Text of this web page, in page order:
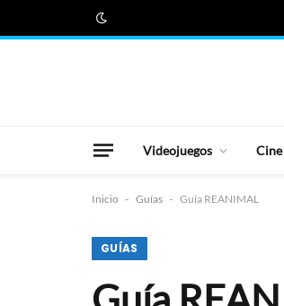
Videojuegos
Inicio - Guías - Guía REANIMAL
GUÍAS